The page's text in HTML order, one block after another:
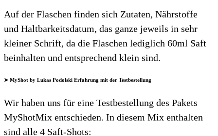
Auf der Flaschen finden sich Zutaten, Nährstoffe
und Haltbarkeitsdatum, das ganze jeweils in sehr
kleiner Schrift, da die Flaschen lediglich 60ml Saft
beinhalten und entsprechend klein sind.
➤ MyShot by Lukas Podolski Erfahrung mit der Testbestellung
Wir haben uns für eine Testbestellung des Pakets
MyShotMix entschieden. In diesem Mix enthalten
sind alle 4 Saft-Shots: